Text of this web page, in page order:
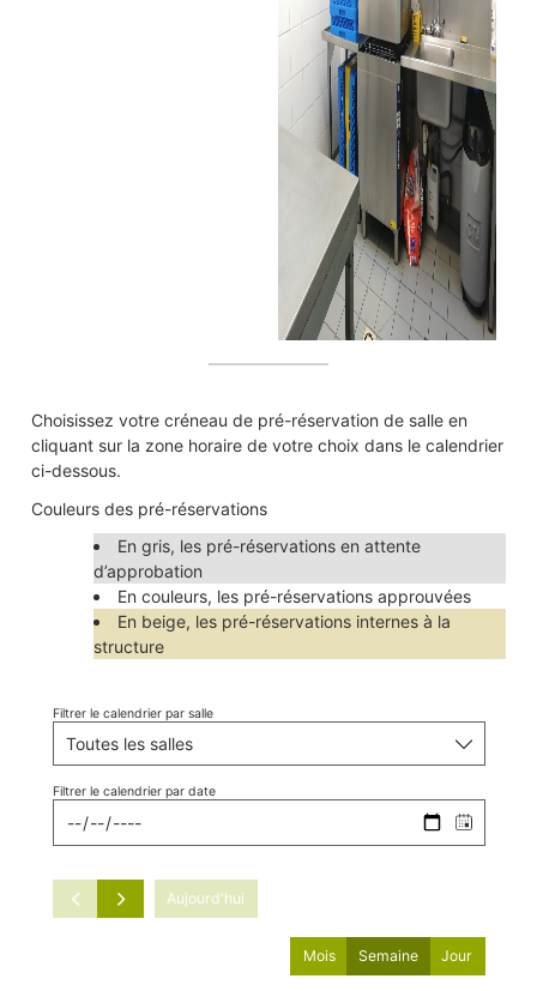
Choisissez votre créneau de pré-réservation de salle en
cliquant sur la zone horaire de votre choix dans le calendrier
ci-dessous.
Couleurs des pré-réservations
En gris, les pré-réservations en attente
d’approbation
En couleurs, les pré-réservations approuvées
En beige, les pré-réservations internes à la
structure
Filtrer le calendrier par salle
Filtrer le calendrier par date
Aujourd'hui
Mois Semaine Jour